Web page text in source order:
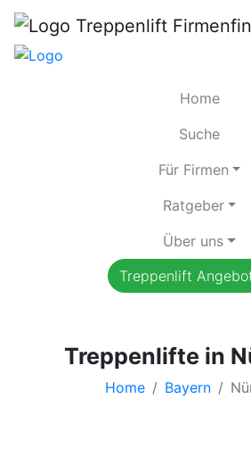
Home
Suche
Für Firmen
Ratgeber
Über uns
Treppenlift
Treppenlifte in
Home Bayern